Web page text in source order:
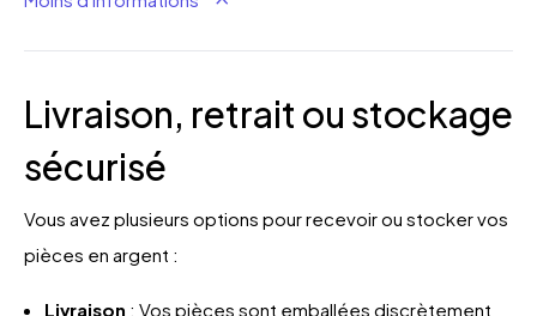
Livraison, retrait ou stockage
sécurisé
Vous avez plusieurs options pour recevoir ou stocker vos
pièces en argent :
Livraison : Vos pièces sont emballées discrètement